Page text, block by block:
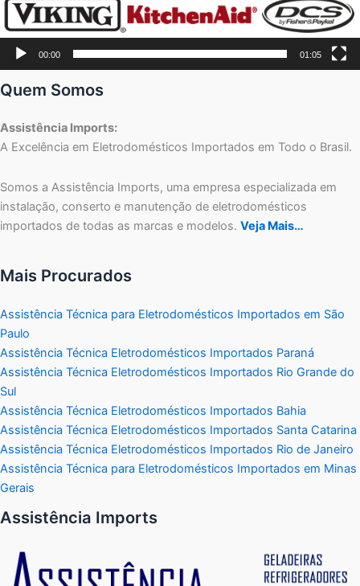
00:00 01:05
Quem Somos
Assistência Imports:
A Excelência em Eletrodomésticos Importados em Todo o Brasil.
Somos a Assistência Imports, uma empresa especializada em
instalação, conserto e manutenção de eletrodomésticos
importados de todas as marcas e modelos. Veja Mais…
Mais Procurados
Assistência Técnica para Eletrodomésticos Importados em São
Paulo
Assistência Técnica Eletrodomésticos Importados Paraná
Assistência Técnica Eletrodomésticos Importados Rio Grande do
Sul
Assistência Técnica Eletrodomésticos Importados Bahia
Assistência Técnica Eletrodomésticos Importados Santa Catarina
Assistência Técnica Eletrodomésticos Importados Rio de Janeiro
Assistência Técnica para Eletrodomésticos Importados em Minas
Gerais
Assistência Imports